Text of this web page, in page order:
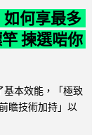
何享最多
揀選啱你
本效能，「極致
瞻技術加持」以